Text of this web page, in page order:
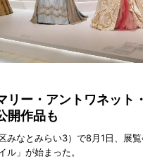
リー・アントワネット
開作品も
みなとみらい3）で8月1日、展覧
ル」が始まった。